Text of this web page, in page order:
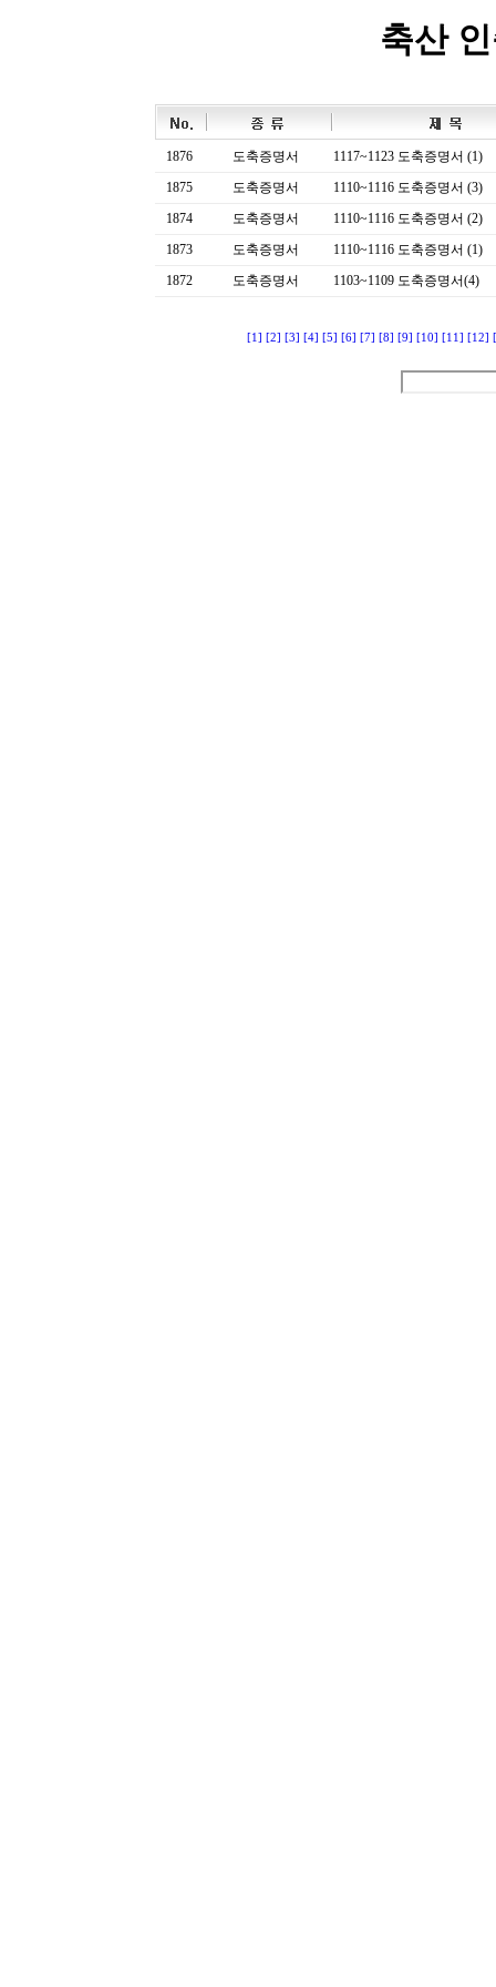
축산
1876 도축증명서
1117~1123 도축증명서 (1)
1875
도축증명서
1110~1116 도축증명서 (3)
1874
도축증명서
1110~1116 도축증명서 (2)
1873
도축증명서
1110~1116 도축증명서 (1)
1872
도축증명서 1103~1109 도축증명서(4)
[1] [2] [3] [4] [5] [6] [7] [8] [9] [10] [11] [12]